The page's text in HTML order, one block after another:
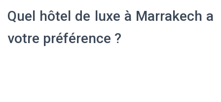
Quel hôtel de luxe à Marrakech a
votre préférence ?